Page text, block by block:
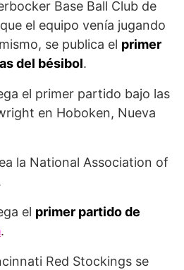
Base Ball Club de
el equipo venía jugando
se publica el primer
del bésibol.
el primer partido bajo las
en Hoboken, Nueva
la National Association of
el primer partido de
.
Red Stockings se